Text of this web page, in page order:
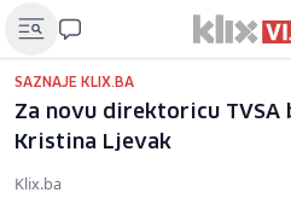
SAZNAJE KLIX.BA
Za novu direktoricu TVSA
Kristina Ljevak
Klix.ba